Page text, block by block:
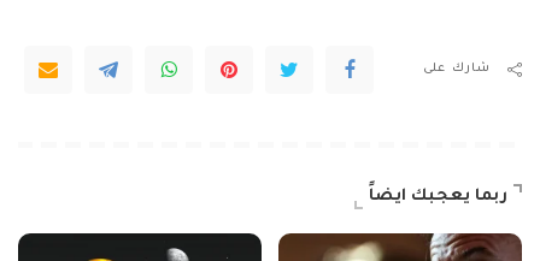
شارك على
ربما يعجبك ايضاً